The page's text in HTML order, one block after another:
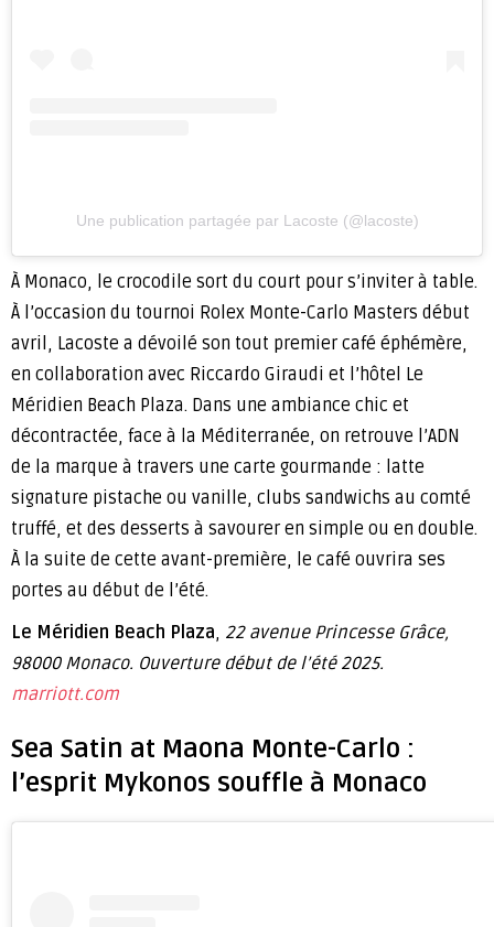
Une publication partagée par Lacoste (@lacoste)
À Monaco, le crocodile sort du court pour s’inviter à table.
À l’occasion du tournoi Rolex Monte-Carlo Masters début
avril, Lacoste a dévoilé son tout premier café éphémère,
en collaboration avec Riccardo Giraudi et l’hôtel Le
Méridien Beach Plaza. Dans une ambiance chic et
décontractée, face à la Méditerranée, on retrouve l’ADN
de la marque à travers une carte gourmande : latte
signature pistache ou vanille, clubs sandwichs au comté
truffé, et des desserts à savourer en simple ou en double.
À la suite de cette avant-première, le café ouvrira ses
portes au début de l’été.
Le Méridien Beach Plaza, 22 avenue Princesse Grâce,
98000 Monaco. Ouverture début de l’été 2025.
marriott.com
Sea Satin at Maona Monte-Carlo :
l’esprit Mykonos souffle à Monaco